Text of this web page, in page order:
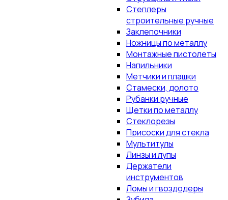
Степлеры
строительные ручные
Заклепочники
Ножницы по металлу
Монтажные пистолеты
Напильники
Метчики и плашки
Стамески, долото
Рубанки ручные
Щетки по металлу
Стеклорезы
Присоски для стекла
Мультитулы
Линзы и лупы
Держатели
инструментов
Ломы и гвоздодеры